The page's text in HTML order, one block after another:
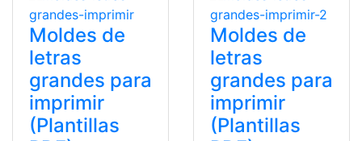
Moldes de
letras
grandes para
imprimir
(Plantillas
Moldes de
letras
grandes para
imprimir
(Plantillas